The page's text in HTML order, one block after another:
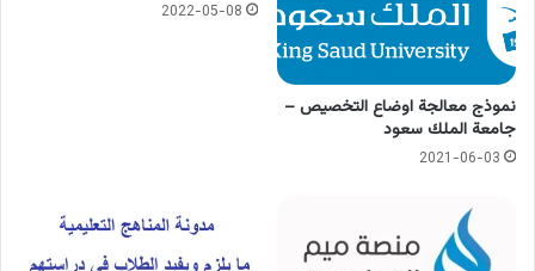
نموذج معالجة اوضاع التخصيص –
جامعة الملك سعود
2021-06-03
2022-05-08